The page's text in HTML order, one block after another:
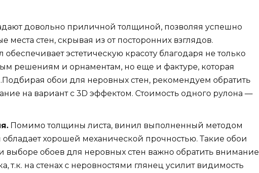
довольно приличной толщиной, позволяя успешно
места стен, скрывая из от посторонних взглядов.
эстетическую красоту благодаря не только
решениям и орнаментам, но еще и фактуре, которая
обои для неровных стен, рекомендуем обратить
на вариант с 3D эффектом. Стоимость одного рулона —
Помимо толщины листа, винил выполненный методом
обладает хорошей механической прочностью. Такие обои
выборе обоев для неровных стен важно обратить внимание
т.к. на стенах с неровностями глянец усилит видимость